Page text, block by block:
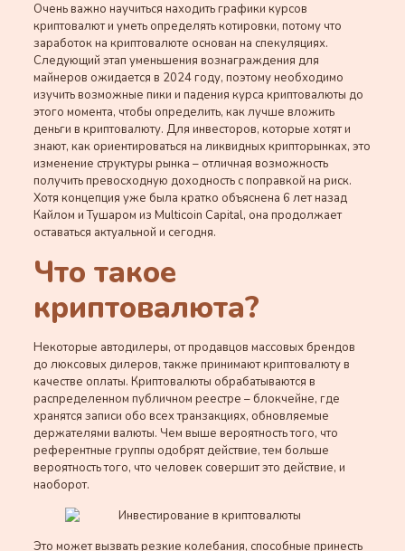
Очень важно научиться находить графики курсов
криптовалют и уметь определять котировки, потому что
заработок на криптовалюте основан на спекуляциях.
Следующий этап уменьшения вознаграждения для
майнеров ожидается в 2024 году, поэтому необходимо
изучить возможные пики и падения курса криптовалюты до
этого момента, чтобы определить, как лучше вложить
деньги в криптовалюту. Для инвесторов, которые хотят и
знают, как ориентироваться на ликвидных крипторынках, это
изменение структуры рынка – отличная возможность
получить превосходную доходность с поправкой на риск.
Хотя концепция уже была кратко объяснена 6 лет назад
Кайлом и Тушаром из Multicoin Capital, она продолжает
оставаться актуальной и сегодня.
Что такое
криптовалюта?
Некоторые автодилеры, от продавцов массовых брендов
до люксовых дилеров, также принимают криптовалюту в
качестве оплаты. Криптовалюты обрабатываются в
распределенном публичном реестре – блокчейне, где
хранятся записи обо всех транзакциях, обновляемые
держателями валюты. Чем выше вероятность того, что
референтные группы одобрят действие, тем больше
вероятность того, что человек совершит это действие, и
наоборот.
Это может вызвать резкие колебания, способные принесть